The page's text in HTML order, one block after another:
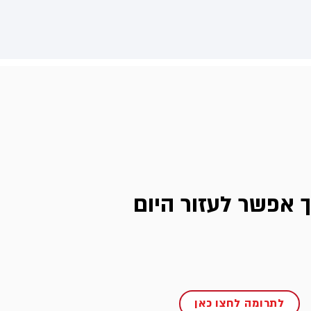
אפשר לעזור היום
לתרומה לחצו כאן